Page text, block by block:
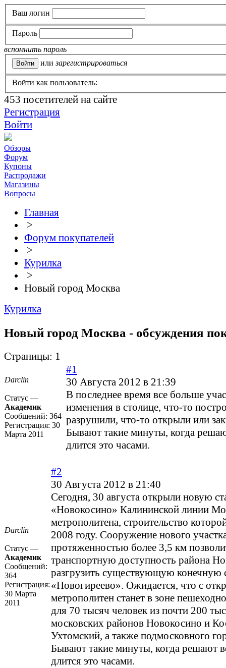
Ваш логин
Пароль
вспомнить пароль
или зарегистрироваться
Войти как пользователь:
453 посетителей на сайте
Регистрация
Войти
Обзоры
Форум
Купоны
Распродажи
Магазины
Вопросы
Главная
>
Форум покупателей
>
Курилка
>
Новый город Москва
Курилка
Новый город Москва - обсуждения
Страницы: 1
Darclin
Статус —
Академик
Сообщений: 364
Регистрация: 30
Марта 2011
#1
30 Августа 2012 в 21:39
В последнее время все больше
изменения в столице, что-то
разрушили, что-то открыли или
Бывают такие минуты, когда
длится это часами.
Darclin
Статус —
Академик
Сообщений:
364
Регистрация:
30 Марта
2011
#2
30 Августа 2012 в 21:40
Сегодня, 30 августа открыли новую
«Новокосино» Калининской линии
метрополитена, строительство
2008 году. Сооружение нового
протяженностью более 3,5 км
транспортную доступность района
разгрузить существующую конечную
«Новогиреево». Ожидается, что с
метрополитен станет в зоне
для 70 тысяч человек из почти 200
московских районов Новокосино и
Ухтомский, а также подмосковного
Бывают такие минуты, когда решают
длится это часами.